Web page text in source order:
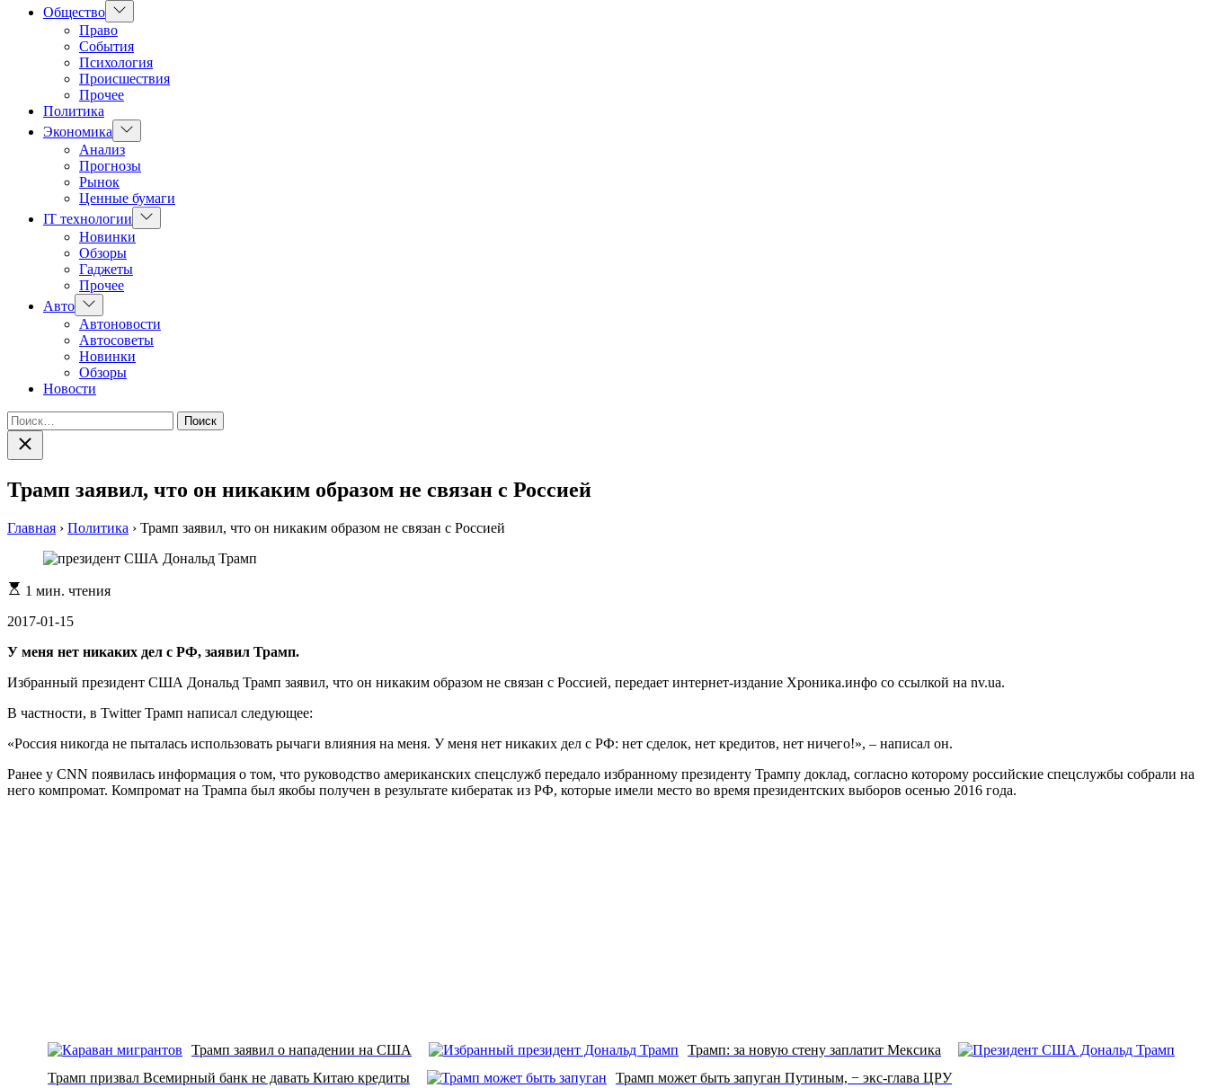
Общество Показать
подменю
Право
События
Психология
Происшествия
Прочее
Политика
Экономика
Показать
подменю
Анализ
Прогнозы
Рынок
Ценные бумаги
IT технологии
Показать
подменю
Новинки
Обзоры
Гаджеты
Прочее
Авто Показать
подменю
Автоновости
Автосоветы
Новинки
Обзоры
Новости
Найти:
Закрыть
поиск
Трамп заявил, что он никаким образом не связан с Россией
Главная › Политика › Трамп заявил, что он никаким образом не связан с Россией
Расчетное
чтения
1 мин. чтения
2017-01-15
У меня нет никаких дел с РФ, заявил Трамп.
Избранный президент США Дональд Трамп заявил, что он никаким образом не связан с Россией, передает интернет-издание Хроника.инфо со ссылкой на nv.ua.
В частности, в Twitter Трамп написал следующее:
«Россия никогда не пыталась использовать рычаги влияния на меня. У меня нет никаких дел с РФ: нет сделок, нет кредитов, нет ничего!», – написал он.
Ранее у CNN появилась информация о том, что руководство американских спецслужб передало избранному президенту Трампу доклад, согласно которому российские спецслужбы собрали на
него компромат. Компромат на Трампа был якобы получен в результате кибератак из РФ, которые имели место во время президентских выборов осенью 2016 года.
Трамп заявил о нападении на США
Трамп: за новую стену заплатит Мексика
Трамп призвал Всемирный банк не давать Китаю кредиты
Трамп может быть запуган Путиным, − экс-глава ЦРУ